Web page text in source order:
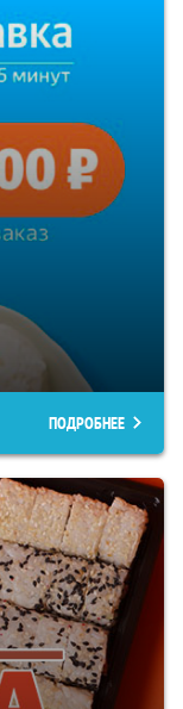
ПОДРОБНЕЕ